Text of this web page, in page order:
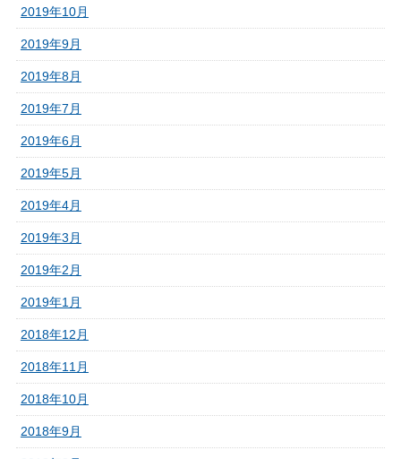
2019年10月
2019年9月
2019年8月
2019年7月
2019年6月
2019年5月
2019年4月
2019年3月
2019年2月
2019年1月
2018年12月
2018年11月
2018年10月
2018年9月